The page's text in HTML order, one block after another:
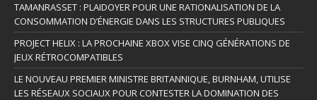
TAMANRASSET : PLAIDOYER POUR UNE RATIONALISATION DE LA
CONSOMMATION D’ÉNERGIE DANS LES STRUCTURES PUBLIQUES
PROJECT HELIX : LA PROCHAINE XBOX VISE CINQ GÉNÉRATIONS DE
JEUX RÉTROCOMPATIBLES
LE NOUVEAU PREMIER MINISTRE BRITANNIQUE, BURNHAM, UTILISE
LES RÉSEAUX SOCIAUX POUR CONTESTER LA DOMINATION DES